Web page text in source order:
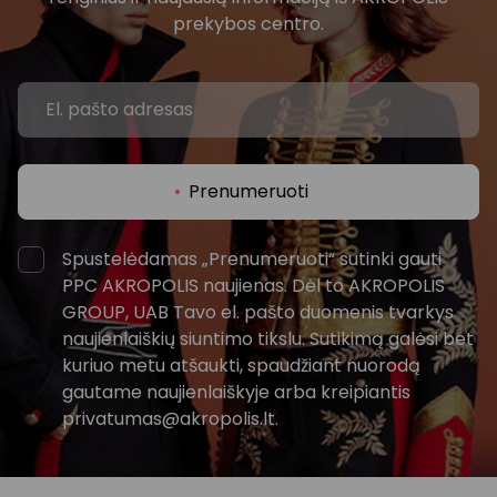
prekybos centro.
Prenumeruoti
Spustelėdamas „Prenumeruoti“ sutinki gauti
PPC AKROPOLIS naujienas. Dėl to AKROPOLIS
GROUP, UAB Tavo el. pašto duomenis tvarkys
naujienlaiškių siuntimo tikslu. Sutikimą galėsi bet
kuriuo metu atšaukti, spaudžiant nuorodą
gautame naujienlaiškyje arba kreipiantis
privatumas@akropolis.lt.